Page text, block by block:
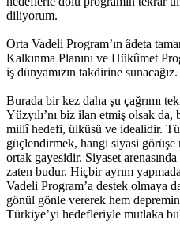
diliyorum.
Orta Vadeli Program’ın âdeta
Kalkınma Planını ve Hükûmet
iş dünyamızın takdirine sunacağız.
Burada bir kez daha şu çağrımı
Yüzyılı’nı biz ilan etmiş olsak
millî hedefi, ülküsü ve idealidir.
güçlendirmek, hangi siyasi
ortak gayesidir. Siyaset
zaten budur. Hiçbir ayrım
Vadeli Program’a destek olmaya
gönül gönle vererek hem
Türkiye’yi hedefleriyle mutlaka